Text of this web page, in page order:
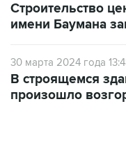
Строительство
имени Баумана
30 марта 2024 года
В строящемся
произошло